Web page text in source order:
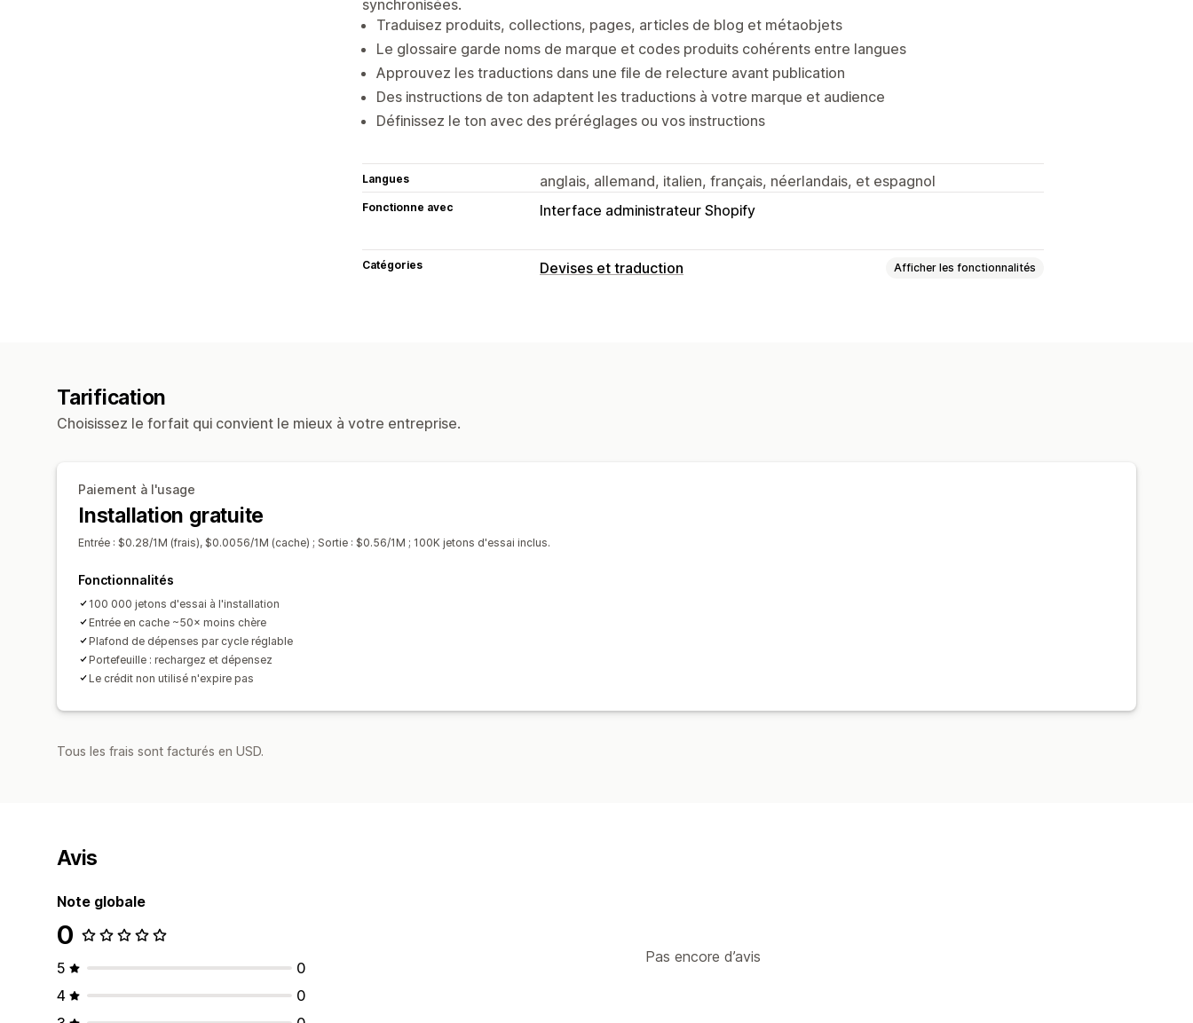
synchronisées.
Traduisez produits, collections, pages, articles de blog et métaobjets
Le glossaire garde noms de marque et codes produits cohérents entre langues
Approuvez les traductions dans une file de relecture avant publication
Des instructions de ton adaptent les traductions à votre marque et audience
Définissez le ton avec des préréglages ou vos instructions
Langues anglais, allemand, italien, français, néerlandais, et espagnol
Fonctionne avec Interface administrateur Shopify
Catégories Devises et traduction Afficher les fonctionnalités
Tarification
Choisissez le forfait qui convient le mieux à votre entreprise.
Paiement à l'usage
Installation gratuite
Entrée : $0.28/1M (frais), $0.0056/1M (cache) ; Sortie : $0.56/1M ; 100K jetons d'essai inclus.
Fonctionnalités
100 000 jetons d'essai à l'installation
Entrée en cache ~50× moins chère
Plafond de dépenses par cycle réglable
Portefeuille : rechargez et dépensez
Le crédit non utilisé n'expire pas
Tous les frais sont facturés en USD.
Avis
Note globale
0
5
0
4
0
Pas encore d’avis